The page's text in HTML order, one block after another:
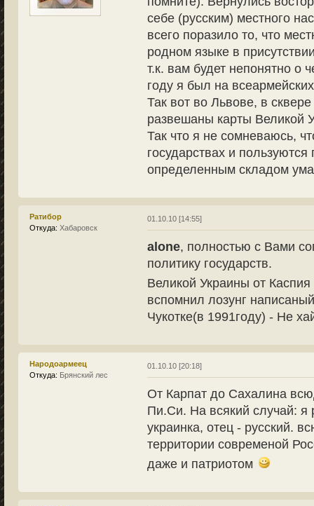
себе (русским) местного
всего поразило то, что
родном языке в
т.к. вам будет непонятно о
году я был на
Так вот во Львове, в
развешаны карты Великой
Так что я не сомневаюсь,
государствах и
определенным складом
Ратибор
Откуда: Хабаровск
01.10.10 [14:55]
alone, полностью с Вами
политику государств.
Великой Украины от
вспомнил лозунг
Чукотке(в 1991году) - Не
Народоармеец
Откуда: Брянский лес
01.10.10 [20:18]
От Карпат до Сахалина
Пи.Си. На всякий случай: я
украинка, отец - русский.
территории современой
даже и патриотом